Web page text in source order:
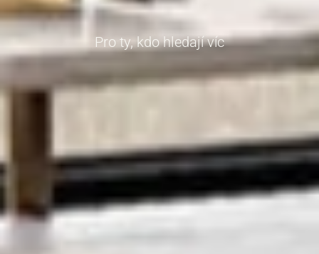
Pro ty, kdo hledají víc